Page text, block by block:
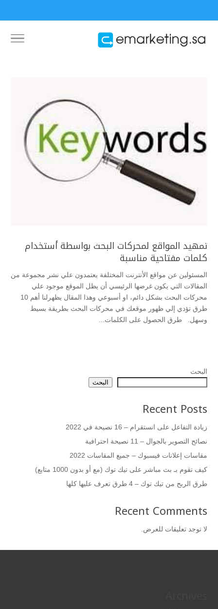
تمهيد المواقع لمحركات البحث بواسطة أستخدام
كلمات مفتاحية مناسبة
المسئولين عن مواقع الأنترنت المختلفة يعتمدون علي نشر مجموعة من
المقالات التي يكون غرضها الرئيسي أن يظل الموقع موجود علي
محركات البحث بشكل دائم، او أسبوعي وهذا المقال يظهرلنا أهم 10
طرق تؤدي إلي ظهور موقعك في محركات البحث بطريقة بسيط
وسهل. طرق الحصول على الكلمات...
البحث
البحث
Recent Posts
زيادة التفاعل على انستقرام – 16 نصيحة في 2022
نصائح التصوير بالجوال – 11 نصيحة احترافية
مقاسات إعلانات فيسبوك – جميع المقاسات 2022
كيف تقوم بـ بث مباشر على تيك توك (مع أو بدون 1000 متابع)
طرق الربح من تيك توك – 4 طرق تعرف عليها كلها
Recent Comments
لا توجد تعليقات للعرض.